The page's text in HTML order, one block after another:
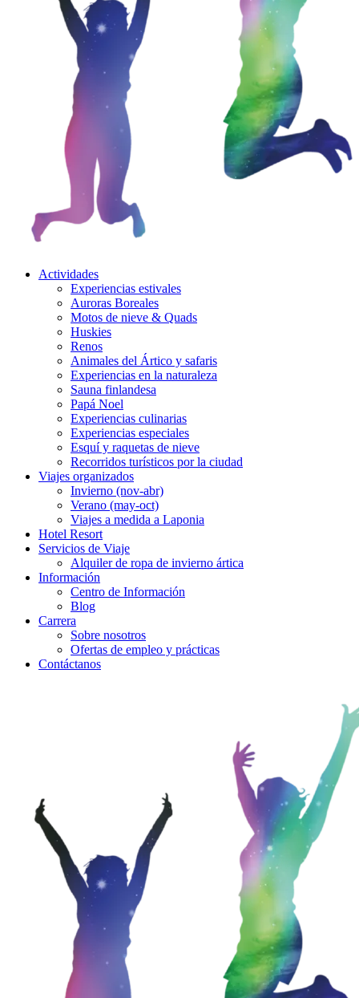
Actividades
Experiencias estivales
Auroras Boreales
Motos de nieve & Quads
Huskies
Renos
Animales del Ártico y safaris
Experiencias en la naturaleza
Sauna finlandesa
Papá Noel
Experiencias culinarias
Experiencias especiales
Esquí y raquetas de nieve
Recorridos turísticos por la ciudad
Viajes organizados
Invierno (nov-abr)
Verano (may-oct)
Viajes a medida a Laponia
Hotel Resort
Servicios de Viaje
Alquiler de ropa de invierno ártica
Información
Centro de Información
Blog
Carrera
Sobre nosotros
Ofertas de empleo y prácticas
Contáctanos